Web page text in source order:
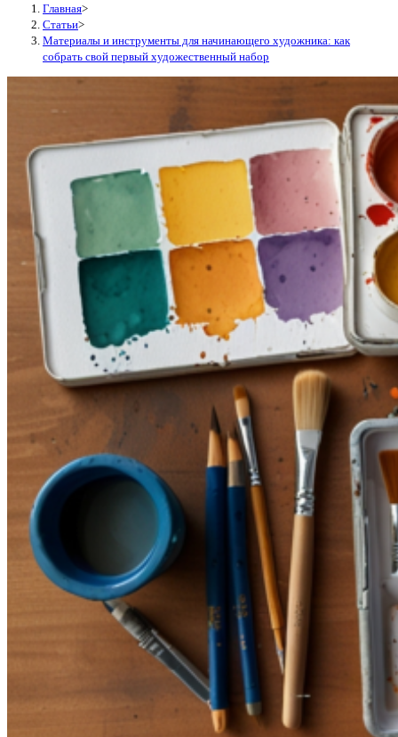
Главная>
Статьи>
Материалы и инструменты для начинающего художника: как
собрать свой первый художественный набор